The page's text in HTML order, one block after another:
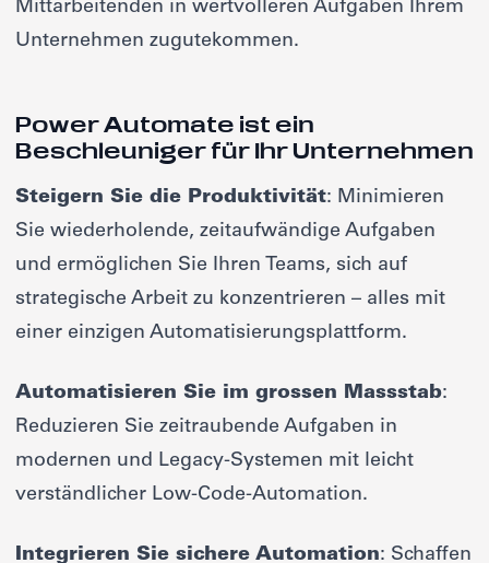
Mittarbeitenden in wertvolleren Aufgaben Ihrem
Unternehmen zugutekommen.
Power Automate ist ein
Beschleuniger für Ihr Unternehmen
Steigern Sie die Produktivität: Minimieren
Sie wiederholende, zeitaufwändige Aufgaben
und ermöglichen Sie Ihren Teams, sich auf
strategische Arbeit zu konzentrieren – alles mit
einer einzigen Automatisierungsplattform.
Automatisieren Sie im grossen Massstab:
Reduzieren Sie zeitraubende Aufgaben in
modernen und Legacy-Systemen mit leicht
verständlicher Low-Code-Automation.
Integrieren Sie sichere Automation: Schaffen